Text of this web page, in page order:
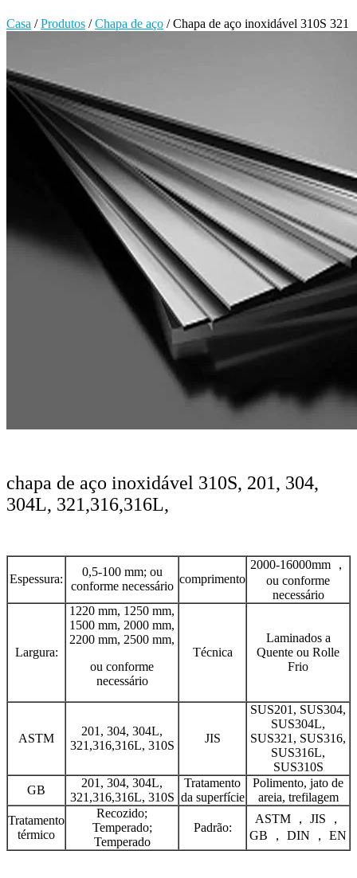
Casa /Produtos /Chapa de aço /Chapa de aço inoxidável 310S 321
chapa de aço inoxidável 310S, 201, 304,
304L, 321,316,316L,
Espessura:
0,5-100 mm; ou
conforme necessário
comprimento
2000-16000mm ，
ou conforme
necessário
Largura:
1220 mm, 1250 mm,
1500 mm, 2000 mm,
2200 mm, 2500 mm,
ou conforme
necessário
Técnica
Laminados a
Quente ou Rolle
Frio
ASTM
201, 304, 304L,
321,316,316L, 310S
JIS
SUS201, SUS304,
SUS304L,
SUS321, SUS316,
SUS316L,
SUS310S
GB
201, 304, 304L,
321,316,316L, 310S
Tratamento
da superfície
Polimento, jato de
areia, trefilagem
Tratamento
térmico
Recozido;
Temperado;
Temperado
Padrão:
ASTM ， JIS ，
GB ， DIN ， EN